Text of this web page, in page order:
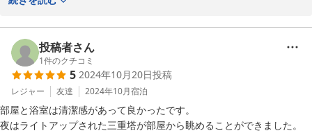
お客様のお言葉に励みをいただき、より一層精進してまいります。
是非またお越しください。
家族・従業員一同お待ちしております
2025-05-21
投稿者さん
1件のクチコミ
5 2024年10月20日投稿
レジャー 友達 2024年10月宿泊
部屋と浴室は清潔感があって良かったです。
夜はライトアップされた三重塔が部屋から眺めることができました。